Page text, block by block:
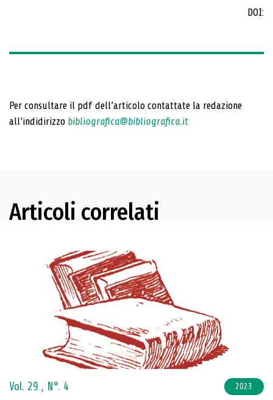
DOI:
Per consultare il pdf dell’articolo contattate la redazione
all’indidirizzo bibliografica@bibliografica.it
Articoli correlati
Vol. 29 , N°. 4 2023